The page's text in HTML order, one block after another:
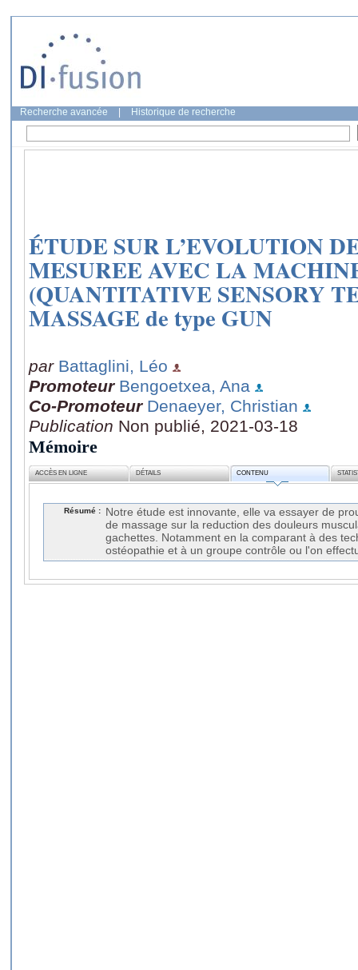
Recherche avancée Historique de recherche
ÉTUDE SUR L’EVOLUTION
MESUREE AVEC LA
(QUANTITATIVE SENSORY
MASSAGE de type GUN
par Battaglini, Léo
Promoteur Bengoetxea, Ana
Co-Promoteur Denaeyer, Christian
Publication Non publié, 2021-03-18
Mémoire
ACCÈS EN LIGNE DÉTAILS CONTENU
Résumé :
Notre étude est innovante, elle va essayer de
de massage sur la reduction des douleurs
gachettes. Notamment en la comparant à des
ostéopathie et à un groupe contrôle ou l'on